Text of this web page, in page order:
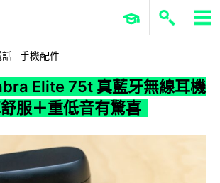
ERP 與商業 AI
手機配件
Elite 75t 真藍牙無線耳機
服＋重低音有驚喜